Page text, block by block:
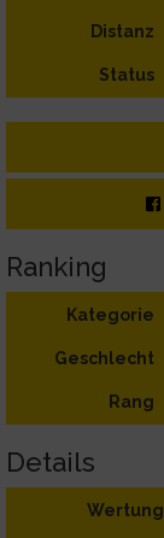
Distanz
Status
Ranking
Kategorie
Geschlecht
Rang
Details
Wertung